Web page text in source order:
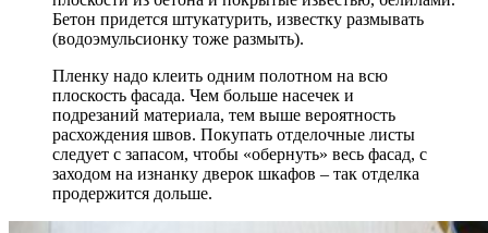
Бетон придется штукатурить, известку размывать
(водоэмульсионку тоже размыть).
Пленку надо клеить одним полотном на всю
плоскость фасада. Чем больше насечек и
подрезаний материала, тем выше вероятность
расхождения швов. Покупать отделочные листы
следует с запасом, чтобы «обернуть» весь фасад, с
заходом на изнанку дверок шкафов – так отделка
продержится дольше.